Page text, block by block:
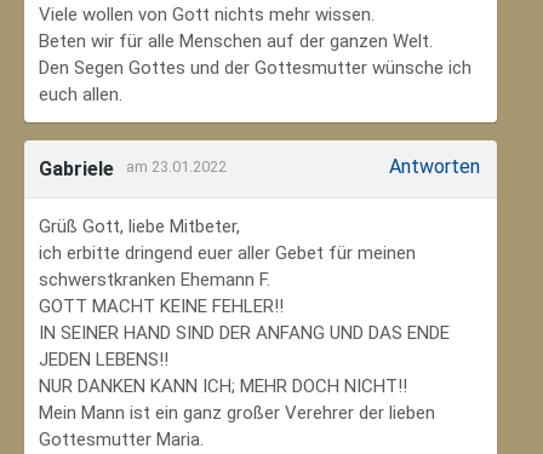
Viele wollen von Gott nichts mehr wissen.
Beten wir für alle Menschen auf der ganzen Welt.
Den Segen Gottes und der Gottesmutter wünsche ich
euch allen.
Gabriele am 23.01.2022 Antworten
Grüß Gott, liebe Mitbeter,
ich erbitte dringend euer aller Gebet für meinen
schwerstkranken Ehemann F.
GOTT MACHT KEINE FEHLER!!
IN SEINER HAND SIND DER ANFANG UND DAS ENDE
JEDEN LEBENS!!
NUR DANKEN KANN ICH; MEHR DOCH NICHT!!
Mein Mann ist ein ganz großer Verehrer der lieben
Gottesmutter Maria.